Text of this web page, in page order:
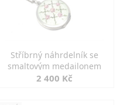
Stříbrný náhrdelník se
smaltovým medailonem
2 400 Kč